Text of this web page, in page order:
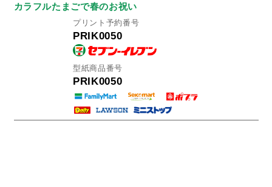
カラフルたまごで春のお祝い
プリント予約番号
PRIK0050
型紙商品番号
PRIK0050